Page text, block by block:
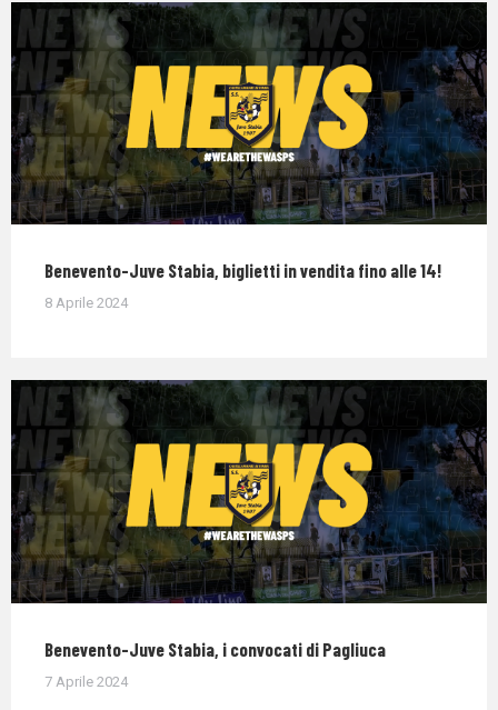
Benevento-Juve Stabia, biglietti in vendita fino alle 14!
8 Aprile 2024
Benevento-Juve Stabia, i convocati di Pagliuca
7 Aprile 2024